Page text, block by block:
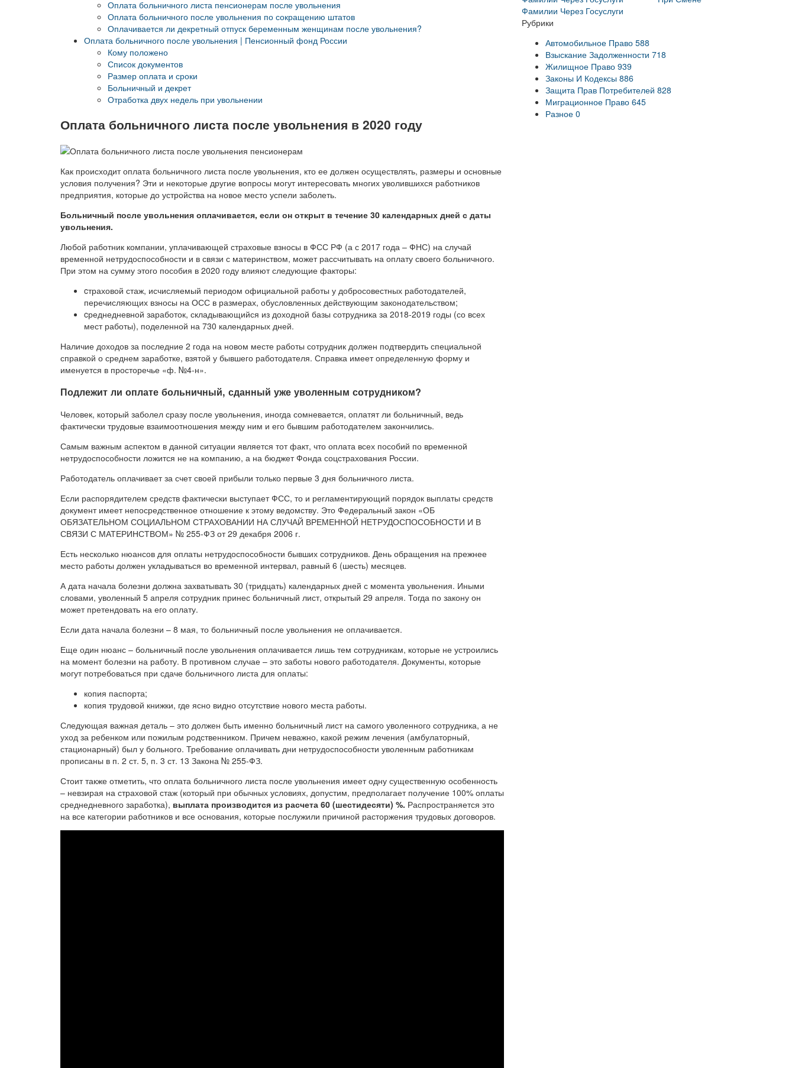
Оплата больничного листа пенсионерам после увольнения
Оплата больничного после увольнения по сокращению штатов
Оплачивается ли декретный отпуск беременным женщинам после увольнения?
Оплата больничного после увольнения | Пенсионный фонд России
Кому положено
Список документов
Размер оплата и сроки
Больничный и декрет
Отработка двух недель при увольнении
Оплата больничного листа после увольнения в 2020 году
Как происходит оплата больничного листа после увольнения, кто ее должен осуществлять, размеры и основные
условия получения? Эти и некоторые другие вопросы могут интересовать многих уволившихся работников
предприятия, которые до устройства на новое место успели заболеть.
Больничный после увольнения оплачивается, если он открыт в течение 30 календарных дней с даты
увольнения.
Любой работник компании, уплачивающей страховые взносы в ФСС РФ (а с 2017 года – ФНС) на случай
временной нетрудоспособности и в связи с материнством, может рассчитывать на оплату своего больничного.
При этом на сумму этого пособия в 2020 году влияют следующие факторы:
cтраховой стаж, исчисляемый периодом официальной работы у добросовестных работодателей,
перечисляющих взносы на ОСС в размерах, обусловленных действующим законодательством;
cреднедневной заработок, складывающийся из доходной базы сотрудника за 2018-2019 годы (со всех
мест работы), поделенной на 730 календарных дней.
Наличие доходов за последние 2 года на новом месте работы сотрудник должен подтвердить специальной
справкой о среднем заработке, взятой у бывшего работодателя. Справка имеет определенную форму и
именуется в просторечье «ф. №4-н».
Подлежит ли оплате больничный, сданный уже уволенным сотрудником?
Человек, который заболел сразу после увольнения, иногда сомневается, оплатят ли больничный, ведь
фактически трудовые взаимоотношения между ним и его бывшим работодателем закончились.
Самым важным аспектом в данной ситуации является тот факт, что оплата всех пособий по временной
нетрудоспособности ложится не на компанию, а на бюджет Фонда соцстрахования России.
Работодатель оплачивает за счет своей прибыли только первые 3 дня больничного листа.
Если распорядителем средств фактически выступает ФСС, то и регламентирующий порядок выплаты средств
документ имеет непосредственное отношение к этому ведомству. Это Федеральный закон «ОБ
ОБЯЗАТЕЛЬНОМ СОЦИАЛЬНОМ СТРАХОВАНИИ НА СЛУЧАЙ ВРЕМЕННОЙ НЕТРУДОСПОСОБНОСТИ И В
СВЯЗИ С МАТЕРИНСТВОМ» № 255-ФЗ от 29 декабря 2006 г.
Есть несколько нюансов для оплаты нетрудоспособности бывших сотрудников. День обращения на прежнее
место работы должен укладываться во временной интервал, равный 6 (шесть) месяцев.
А дата начала болезни должна захватывать 30 (тридцать) календарных дней с момента увольнения. Иными
словами, уволенный 5 апреля сотрудник принес больничный лист, открытый 29 апреля. Тогда по закону он
может претендовать на его оплату.
Если дата начала болезни – 8 мая, то больничный после увольнения не оплачивается.
Еще один нюанс – больничный после увольнения оплачивается лишь тем сотрудникам, которые не устроились
на момент болезни на работу. В противном случае – это заботы нового работодателя. Документы, которые
могут потребоваться при сдаче больничного листа для оплаты:
копия паспорта;
копия трудовой книжки, где ясно видно отсутствие нового места работы.
Следующая важная деталь – это должен быть именно больничный лист на самого уволенного сотрудника, а не
уход за ребенком или пожилым родственником. Причем неважно, какой режим лечения (амбулаторный,
стационарный) был у больного. Требование оплачивать дни нетрудоспособности уволенным работникам
прописаны в п. 2 ст. 5, п. 3 ст. 13 Закона № 255-ФЗ.
Стоит также отметить, что оплата больничного листа после увольнения имеет одну существенную особенность
– невзирая на страховой стаж (который при обычных условиях, допустим, предполагает получение 100% оплаты
среднедневного заработка), выплата производится из расчета 60 (шестидесяти) %. Распространяется это
на все категории работников и все основания, которые послужили причиной расторжения трудовых договоров.
Фамилии Через Госуслуги
Рубрики
Автомобильное Право 588
Взыскание Задолженности 718
Жилищное Право 939
Законы И Кодексы 886
Защита Прав Потребителей 828
Миграционное Право 645
Разное 0